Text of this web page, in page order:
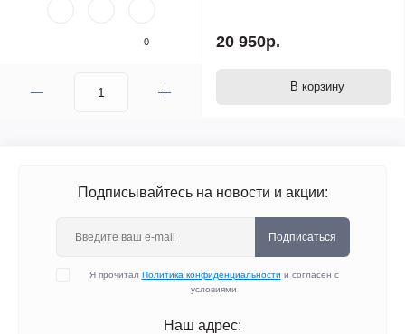
0 20 950р.
В корзину
Подписывайтесь на новости и акции:
Подписаться
Я прочитал Политика конфиденциальности и согласен с
условиями
Наш адрес: